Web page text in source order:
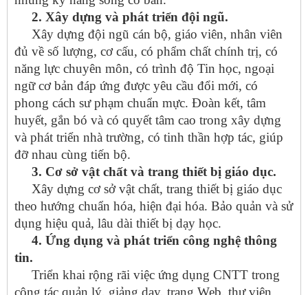
2. Xây dựng và phát triển đội ngũ.
Xây dựng đội ngũ cán bộ, giáo viên, nhân viên
đủ về số lượng, cơ cấu, có phẩm chất chính trị, có
năng lực chuyên môn, có trình độ Tin học, ngoại
ngữ cơ bản đáp ứng được yêu cầu đổi mới, có
phong cách sư phạm chuẩn mực. Đoàn kết, tâm
huyết, gắn bó và có quyết tâm cao trong xây dựng
và phát triển nhà trường, có tinh thần hợp tác, giúp
đỡ nhau cùng tiến bộ.
3. Cơ sở vật chất và trang thiết bị giáo dục.
Xây dựng cơ sở vật chất, trang thiết bị giáo dục
theo hướng chuẩn hóa, hiện đại hóa. Bảo quản và sử
dụng hiệu quả, lâu dài thiết bị dạy học.
4. Ứng dụng và phát triển công nghệ thông
tin.
Triển khai rộng rãi việc ứng dụng CNTT trong
công tác quản lý, giảng dạy, trang Web, thư viện